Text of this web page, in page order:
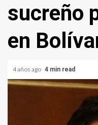
sucreño
en
4 años ago 4 min read